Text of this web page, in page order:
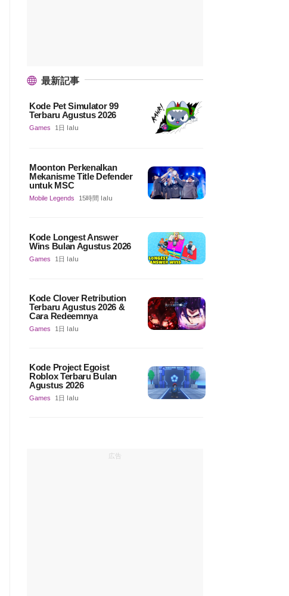
最新記事
Kode Pet Simulator 99
Terbaru Agustus 2026
Games 1日 lalu
Moonton Perkenalkan
Mekanisme Title Defender
untuk MSC
Mobile Legends 15時間 lalu
Kode Longest Answer
Wins Bulan Agustus 2026
Games 1日 lalu
Kode Clover Retribution
Terbaru Agustus 2026 &
Cara Redeemnya
Games 1日 lalu
Kode Project Egoist
Roblox Terbaru Bulan
Agustus 2026
Games 1日 lalu
広告